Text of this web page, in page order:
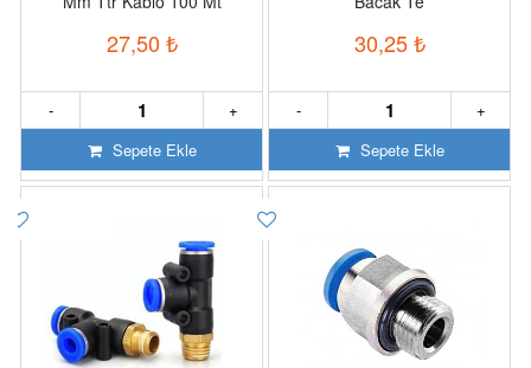
27,50 ₺
+
-
Sepete Ekle
30,25₺
+
-
Sepete Ekle